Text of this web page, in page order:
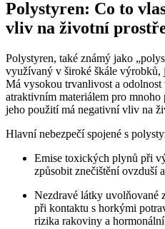
Polystyren: Co to
vliv na životní
Polystyren, také známý jako
využívaný v široké škále výrobků,
Má vysokou trvanlivost a
atraktivním materiálem pro
jeho použití má negativní vliv na
Hlavní nebezpečí spojené s
Emise toxických plynů při
způsobit znečištění ovzduší
Nezdravé látky uvolňované
při kontaktu s horkými
rizika rakoviny a